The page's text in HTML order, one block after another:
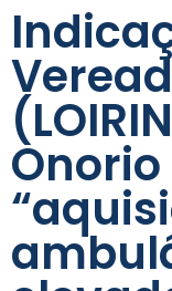
Onorio